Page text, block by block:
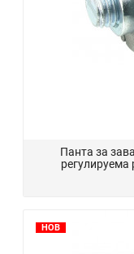
Панта за
регулируема
НОВ